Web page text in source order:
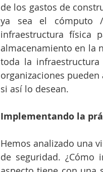
de los gastos de
ya sea el cómputo
infraestructura física
almacenamiento en la
toda la
organizaciones
si así lo desean.
Implementando la
Hemos analizado una
de seguridad. ¿Cómo